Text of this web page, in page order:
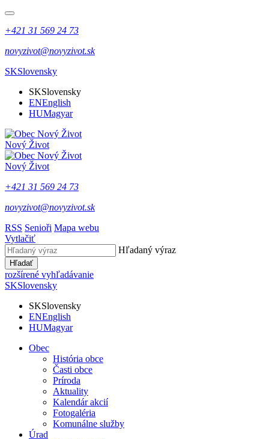
+421 31 569 24 73
novyzivot@novyzivot.sk
SKSlovensky
SKSlovensky
ENEnglish
HUMagyar
Nový Život
Nový Život
+421 31 569 24 73
novyzivot@novyzivot.sk
RSS Senioři Mapa webu
Vytlačiť
Hľadaný výraz
Hľadať
rozšírené vyhľadávanie
SKSlovensky
SKSlovensky
ENEnglish
HUMagyar
Obec
História obce
Časti obce
Príroda
Aktuality
Kalendár akcií
Fotogaléria
Komunálne služby
Úrad